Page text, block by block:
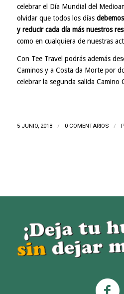
celebrar el Día Mundial del
olvidar que todos los días
y reducir cada día más nuestros
como en cualquiera de nuestras
Con Tee Travel podrás además
Caminos y a Costa da Mortepor
celebrar la segunda salida Camino
5 JUNIO, 2018 / 0 COMENTARIOS /